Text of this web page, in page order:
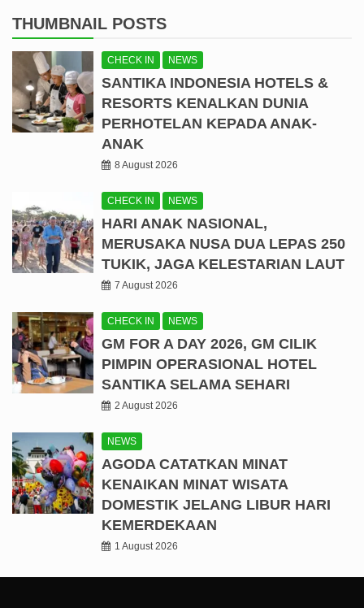
THUMBNAIL POSTS
CHECK IN NEWS
SANTIKA INDONESIA HOTELS &
RESORTS KENALKAN DUNIA
PERHOTELAN KEPADA ANAK-
ANAK
8 August 2026
CHECK IN NEWS
HARI ANAK NASIONAL,
MERUSAKA NUSA DUA LEPAS 250
TUKIK, JAGA KELESTARIAN LAUT
7 August 2026
CHECK IN NEWS
GM FOR A DAY 2026, GM CILIK
PIMPIN OPERASIONAL HOTEL
SANTIKA SELAMA SEHARI
2 August 2026
NEWS
AGODA CATATKAN MINAT
KENAIKAN MINAT WISATA
DOMESTIK JELANG LIBUR HARI
KEMERDEKAAN
1 August 2026